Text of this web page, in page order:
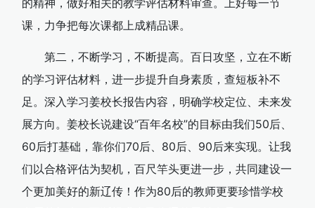
的精神，做好相关的教学评估材料审查。上好每一节
课，力争把每次课都上成精品课。
第二，不断学习，不断提高。百日攻坚，立在不断
的学习评估材料，进一步提升自身素质，查短板补不
足。深入学习姜校长报告内容，明确学校定位、未来发
展方向。姜校长说建设“百年名校”的目标由我们50后、
60后打基础，靠你们70后、80后、90后来实现。让我
们以合格评估为契机，百尺竿头更进一步，共同建设一
个更加美好的新辽传！作为80后的教师更要珍惜学校